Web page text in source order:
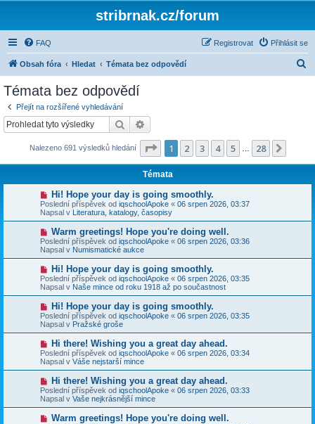
stribrnak.cz/forum
FAQ Přihlásit se
Registrovat
Obsah fóra Hledat Témata bez odpovědí
Témata bez odpovědí
Přejít na rozšířené vyhledávání
Hledat
Nalezeno 691 výsledků hledání Stránka z 28
1 2 3 4 5 28
Témata
N
o
v
ý
p
í
s
p
v
e
k
Hi! Hope your day is going smoothly.
Poslední příspěvek od iqschoolApoke « 06 srpen 2026, 03:37
Napsal v Literatura, katalogy, časopisy
N
o
v
ý
p
í
s
p
v
e
k
Warm greetings! Hope you're doing well.
Poslední příspěvek od iqschoolApoke « 06 srpen 2026, 03:36
Napsal v Numismatické aukce
N
o
v
ý
p
í
s
p
v
e
k
Hi! Hope your day is going smoothly.
Poslední příspěvek od iqschoolApoke « 06 srpen 2026, 03:35
Napsal v Naše mince od roku 1918 až po součastnost
N
o
v
ý
p
í
s
p
v
e
k
Hi! Hope your day is going smoothly.
Poslední příspěvek od iqschoolApoke « 06 srpen 2026, 03:35
Napsal v Pražské groše
N
o
v
ý
p
í
s
p
ě
Hi there! Wishing you a great day ahead.
Poslední příspěvek od iqschoolApoke « 06 srpen 2026, 03:34
Napsal v Váše nejstarší mince
N
o
v
ý
p
Hi there! Wishing you a great day ahead.
Poslední příspěvek od iqschoolApoke « 06 srpen 2026, 03:33
Napsal v Vaše nejkrásnější mince
NWarm greetings! Hope you're doing well.